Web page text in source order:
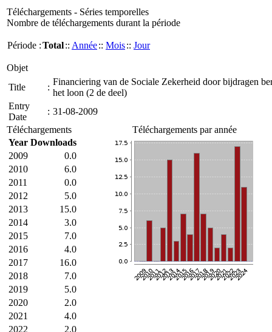
Téléchargements - Séries temporelles
Nombre de téléchargements durant la période
Période :Total:: Année:: Mois:: Jour
Objet
Title
:
Financiering van de Sociale Zekerheid door bijdragen
het loon (2 de deel)
Entry
Date
: 31-08-2009
Téléchargements
Year Downloads
2009
0.0
2010
6.0
2011
0.0
2012
5.0
2013
15.0
2014
3.0
2015
7.0
2016
4.0
2017
16.0
2018
7.0
2019
5.0
2020
2.0
2021
4.0
2022
2.0
Téléchargements par année